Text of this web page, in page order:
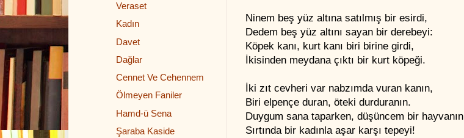
Ninem beş yüz altına satılmış bir esirdi,
Dedem beş yüz altını sayan bir derebeyi:
Köpek kanı, kurt kanı biri birine girdi,
İkisinden meydana çıktı bir kurt köpeği.
İki zıt cevheri var nabzımda vuran kanın,
Biri elpençe duran, öteki durduranın.
Duygum sana taparken, düşüncem bir hayvanın
Sırtında bir kadınla aşar karşı tepeyi!
Veraset
Kadın
Davet
Dağlar
Cennet Ve Cehennem
Ölmeyen Faniler
Hamd-ü Sena
Şaraba Kaside